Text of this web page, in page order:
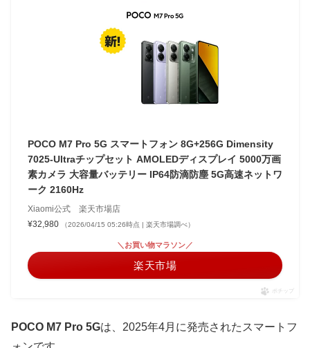
POCO M7 Pro 5G スマートフォン 8G+256G Dimensity
7025-Ultraチップセット AMOLEDディスプレイ 5000万画
素カメラ 大容量バッテリー IP64防滴防塵 5G高速ネットワ
ーク 2160Hz
Xiaomi公式 楽天市場店
¥32,980
（2026/04/15 05:26時点 | 楽天市場調べ）
＼お買い物マラソン／
楽天市場
ポチップ
POCO M7 Pro 5Gは、2025年4月に発売されたスマートフ